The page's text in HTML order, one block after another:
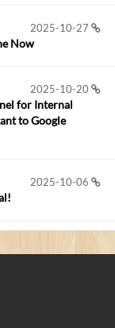
2026-05-15
2025-10-27
Now
2025-10-20
for Internal
to Google
2025-10-06
Pay More